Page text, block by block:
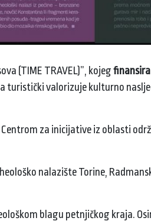
(TIME TRAVEL)”, kojeg
turistički valorizuje kulturno
Centrom za inicijative iz oblasti
nalazište Torine,
blagu petnjičkog kraja.